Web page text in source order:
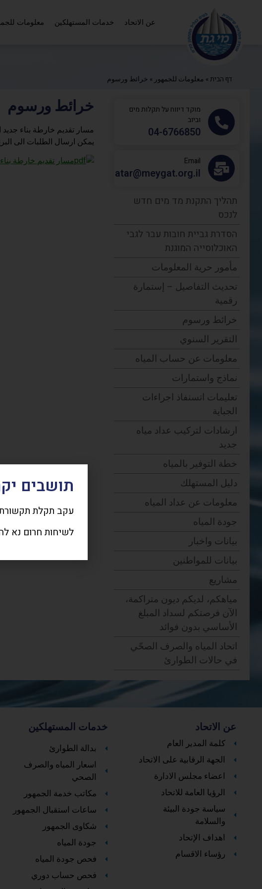
عن الاتحاد خدمات المستهلكين معلومات
דף הבית » معلومات للجمهور » خرائط ورسوم
מוקד דיווח על תקלות מים
וביוב
‎04-6766850
Email
atar@meygat.org.il
תהליך התקנת מד מים חדש
לנכס
הסדרת גביית חובות עבר לגבי
האוכלוסייה המוגנת
مأمور حرية المعلومات
تحديث التفاصيل – إستمارة
رقمية
خرائط ورسوم
التقرير السنوي
معلومات عن حساب المياه
نماذج واستمارات
تعليمات اتسنفاذ اجراءات
الجباية
ارشادات لتركيب عداد مياه
جديد
خطة التوفير بالمياه
دليل المستهلك
معلومات عن عداد المياه
جودة المياه
بيانات واخبار
بيانات للمواطنين
مشاريع
مياهكم، لديكم ديون متراكمة،
الآن فرصتكم لسداد المبلغ
الأساسي بدون فوائد
اتحاد المياه والصرف الصحّي
في حالات الطوارئ
خرائط ورسوم
مسار تقديم خارطة بناء جديد
يمكن ارسال الطلبات الى
مسار تقديم خارطة
عن الاتحاد
كلمة المدير العام
الجهة الرقابية على الاتحاد
اعضاء مجلس الادارة
الرؤيا العامة للاتحاد
سياسة جودة البيئة
والسلامة
اهداف الإتحاد
رؤساء الاقسام
خدمات المستهلكين
بدالة الطوارئ
اسعار المياه والصرف
الصحي
مكاتب خدمة الجمهور
ساعات استقبال الجمهور
شكاوى الجمهور
جودة المياه
فحص جودة المياه
فحص حساب دوري
תושבים
עקב תקלת תקשורת
לשיחות חרום נא להתקשר